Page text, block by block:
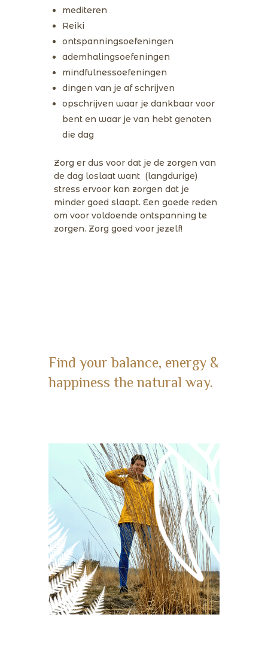
mediteren
Reiki
ontspanningsoefeningen
ademhalingsoefeningen
mindfulnessoefeningen
dingen van je af schrijven
opschrijven waar je dankbaar voor
bent en waar je van hebt genoten
die dag
Zorg er dus voor dat je de zorgen van
de dag loslaat want (langdurige)
stress ervoor kan zorgen dat je
minder goed slaapt. Een goede reden
om voor voldoende ontspanning te
zorgen. Zorg goed voor jezelf!
Find your balance, energy &
happiness the natural way.